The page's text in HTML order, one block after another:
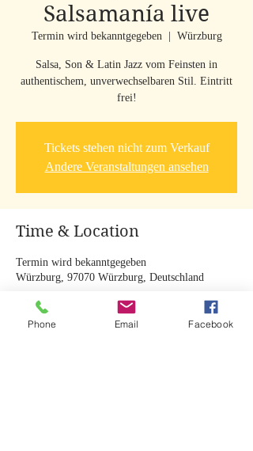
Salsamanía live
Termin wird bekanntgegeben
  |
Würzburg
Salsa, Son & Latin Jazz vom Feinsten in
authentischem, unverwechselbaren Stil. Eintritt
frei!
Tickets stehen nicht zum Verkauf
Andere Veranstaltungen ansehen
Time & Location
Termin wird bekanntgegeben
Würzburg, 97070 Würzburg, Deutschland
Phone Email Facebook